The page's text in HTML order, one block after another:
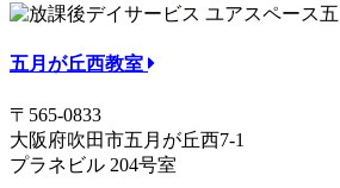
五月が丘西教室
〒565-0833
大阪府吹田市五月が丘西7-1
プラネビル 204号室